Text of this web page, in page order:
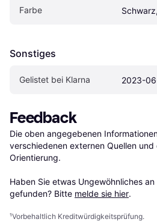
Farbe
Sonstiges
Gelistet bei Klarna 2023-
Feedback
Die oben angegebenen
verschiedenen externen Quellen
Orientierung.
Haben Sie etwas Ungewöhnliches
gefunden? Bitte melde sie hier.
¹Vorbehaltlich Kreditwürdigkeitsprüfung.